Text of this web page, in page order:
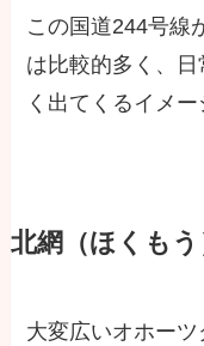
この国道244号線
は比較的多く、
く出てくるイメー
北網（ほくもう
大変広いオホー